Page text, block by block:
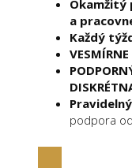
Okamžitý
a
Každý
podpora